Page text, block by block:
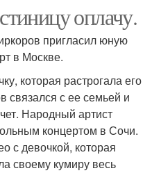
оплачу.
пригласил юную
в Москве.
которая растрогала его
связался с ее семьей и
Народный артист
концертом в Сочи.
с девочкой, которая
своему кумиру весь